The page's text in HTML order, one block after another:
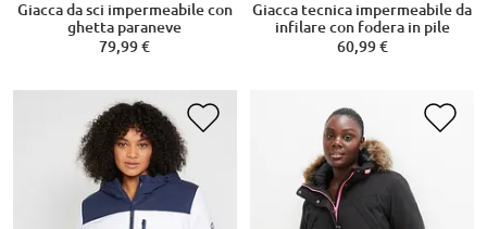
Giacca da sci impermeabile con
ghetta paraneve
79,99 €
Giacca tecnica impermeabile da
infilare con fodera in pile
60,99 €